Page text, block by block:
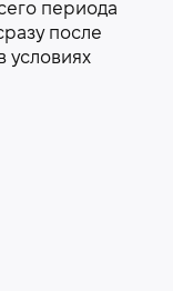
периода
после
условиях